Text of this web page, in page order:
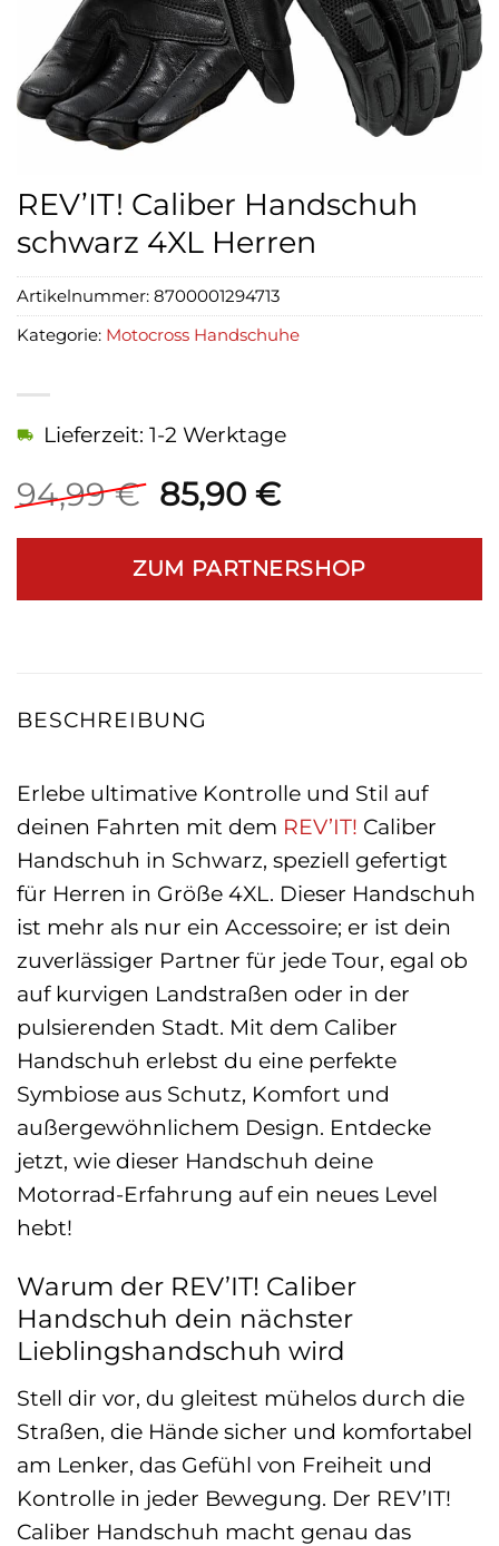
REV’IT! Caliber Handschuh
schwarz 4XL Herren
94,99€ Ursprünglicher
Preis
war:
94,99 €
85,90 €Aktueller
ist:
85,90 €.
Lieferzeit: 1-2 Werktage
ZUM PARTNERSHOP
Artikelnummer: 8700001294713
Kategorie: Motocross Handschuhe
BESCHREIBUNG
Erlebe ultimative Kontrolle und Stil auf
deinen Fahrten mit dem REV’IT! Caliber
Handschuh in Schwarz, speziell gefertigt
für Herren in Größe 4XL. Dieser Handschuh
ist mehr als nur ein Accessoire; er ist dein
zuverlässiger Partner für jede Tour, egal ob
auf kurvigen Landstraßen oder in der
pulsierenden Stadt. Mit dem Caliber
Handschuh erlebst du eine perfekte
Symbiose aus Schutz, Komfort und
außergewöhnlichem Design. Entdecke
jetzt, wie dieser Handschuh deine
Motorrad-Erfahrung auf ein neues Level
hebt!
Warum der REV’IT! Caliber
Handschuh dein nächster
Lieblingshandschuh wird
Stell dir vor, du gleitest mühelos durch die
Straßen, die Hände sicher und komfortabel
am Lenker, das Gefühl von Freiheit und
Kontrolle in jeder Bewegung. Der REV’IT!
Caliber Handschuh macht genau das